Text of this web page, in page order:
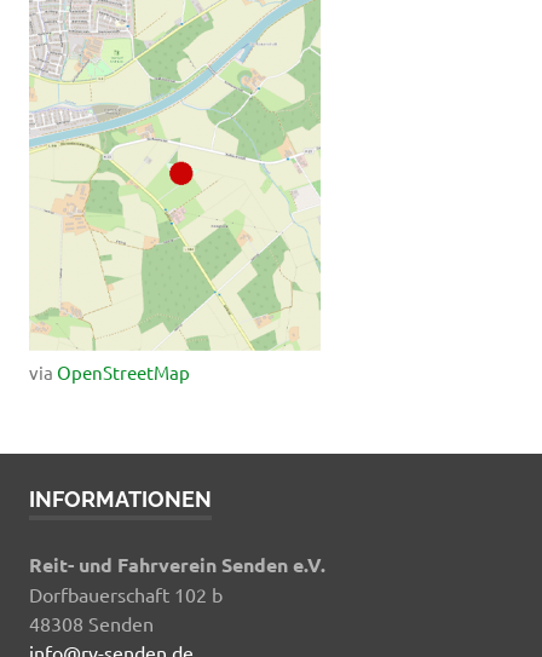
via OpenStreetMap
INFORMATIONEN
Reit- und Fahrverein Senden e.V.
Dorfbauerschaft 102 b
48308 Senden
info@rv-senden.de